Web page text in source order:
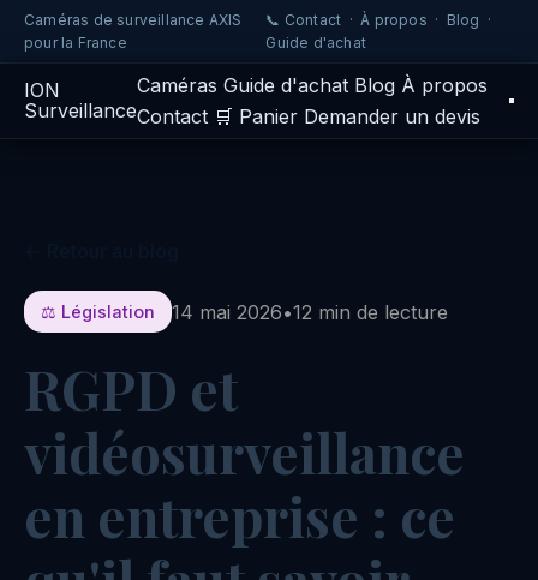
Caméras de surveillance AXIS
pour la France
📞 Contact ·À propos · Blog ·
Guide d'achat
ION
Surveillance
Caméras Guide d'achat Blog À propos
Contact 🛒 Panier Demander un devis
⚖️ Législation 14 mai 2026•12 min de lecture
RGPD et
vidéosurveillance
en entreprise : ce